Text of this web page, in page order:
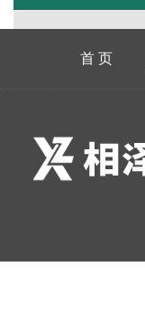
首 页